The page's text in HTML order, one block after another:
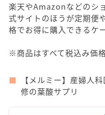
楽天やAmazonなどのシ
式サイトのほうが定期便
格でお得に購入できるケ
※商品はすべて税込み価
【メルミー】産婦人
修の葉酸サプリ